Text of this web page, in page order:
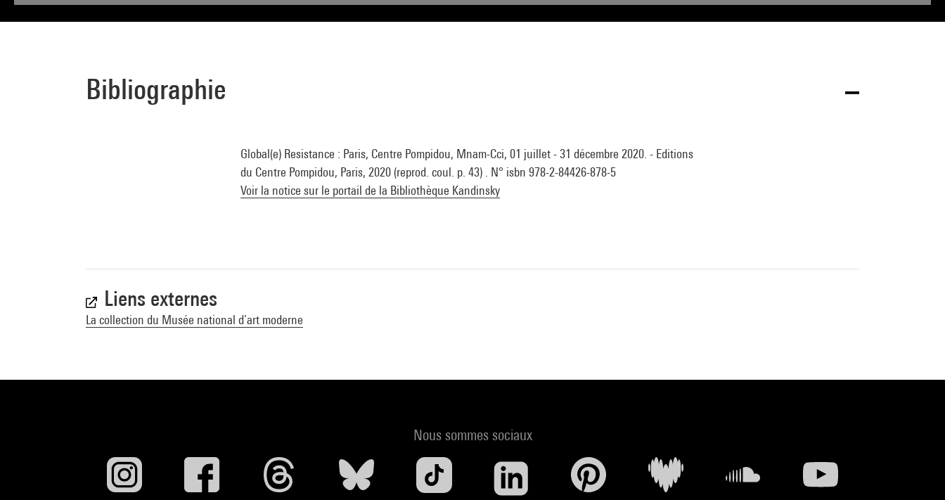
Bibliographie
Global(e) Resistance : Paris, Centre Pompidou, Mnam-Cci, 01 juillet - 31 décembre 2020. - Editions
du Centre Pompidou, Paris, 2020 (reprod. coul. p. 43) . N° isbn 978-2-84426-878-5
Voir la notice sur le portail de la Bibliothèque Kandinsky
Liens externes
La collection du Musée national d’art moderne
Nous sommes sociaux